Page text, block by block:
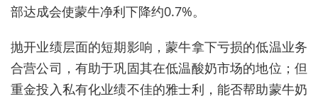
部达成会使蒙牛净利下降约0.7%。
抛开业绩层面的短期影响，蒙牛拿下亏损的低温业务
合营公司，有助于巩固其在低温酸奶市场的地位；但
重金投入私有化业绩不佳的雅士利，能否帮助蒙牛奶